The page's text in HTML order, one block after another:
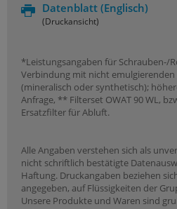
Datenblatt (Englisch)
(Druckansicht)
*Leistungsangaben für Schrauben-/
Verbindung mit nicht
(mineralisch oder synthetisch);
Anfrage, ** Filterset OWAT 90 WL,
Ersatzfilter für Abluft.
Alle Angaben verstehen sich als
nicht schriftlich bestätigte
Haftung. Druckangaben beziehen
angegeben, auf Flüssigkeiten der
Unsere Produkte und Waren sind